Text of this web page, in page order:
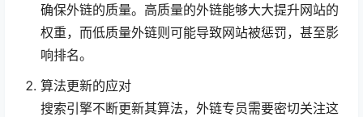
确保外链的质量。高质量的外链能够大大提升网站的
权重，而低质量外链则可能导致网站被惩罚，甚至影
响排名。
算法更新的应对
搜索引擎不断更新其算法，外链专员需要密切关注这